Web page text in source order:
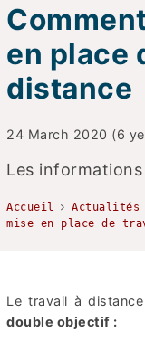
en place
distance
24 March 2020 (6
Les
Accueil Actualités
mise en place de
Le travail à
double objectif :